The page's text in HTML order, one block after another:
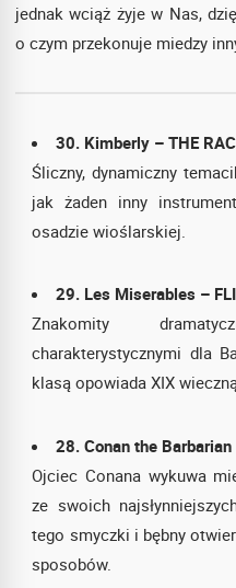
jednak wciąż żyje w Nas,
o czym przekonuje miedzy
30. Kimberly – THE
Śliczny, dynamiczny
jak żaden inny
osadzie wioślarskiej.
29. Les Miserables –
Znakomity
charakterystycznymi dla
klasą opowiada XIX
28. Conan the Barbarian
Ojciec Conana wykuwa
ze swoich
tego smyczki i bębny
sposobów.